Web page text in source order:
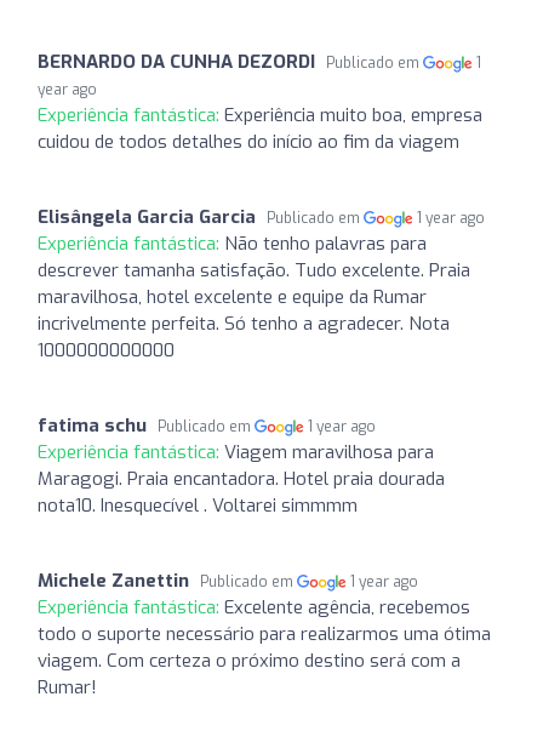
BERNARDO DA CUNHA DEZORDI Publicado em
1
year ago
Experiência fantástica: Experiência muito boa, empresa
cuidou de todos detalhes do início ao fim da viagem
Elisângela Garcia Garcia Publicado em 1 year ago
Experiência fantástica: Não tenho palavras para
descrever tamanha satisfação. Tudo excelente. Praia
maravilhosa, hotel excelente e equipe da Rumar
incrivelmente perfeita. Só tenho a agradecer. Nota
1000000000000
fatima schu Publicado em 1 year ago
Experiência fantástica: Viagem maravilhosa para
Maragogi. Praia encantadora. Hotel praia dourada
nota10. Inesquecível . Voltarei simmmm
Michele Zanettin Publicado em 1 year ago
Experiência fantástica: Excelente agência, recebemos
todo o suporte necessário para realizarmos uma ótima
viagem. Com certeza o próximo destino será com a
Rumar!